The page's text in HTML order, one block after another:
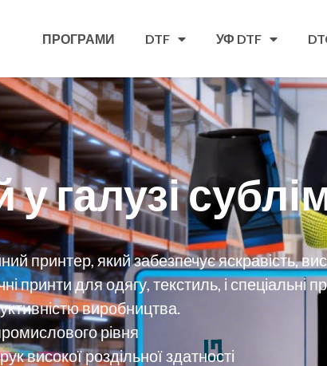
ПРОГРАМИ DTF УФ DTF
галузі
принтер, який забезпечує яскравість,
принти для одягу, текстиль, і спеціальні
виробництва.
рівня
високої роздільної здатності